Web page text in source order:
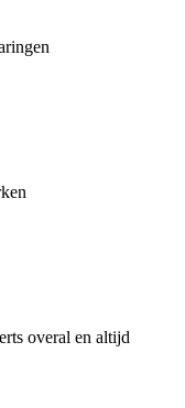
overal en altijd